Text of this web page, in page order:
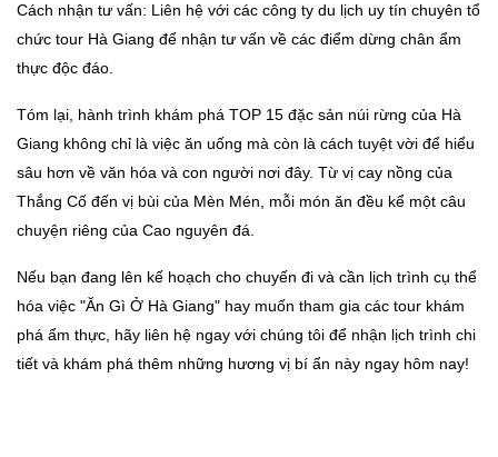
Cách nhận tư vấn: Liên hệ với các công ty du lịch uy tín chuyên tổ
chức tour Hà Giang để nhận tư vấn về các điểm dừng chân ẩm
thực độc đáo.
Tóm lại, hành trình khám phá TOP 15 đặc sản núi rừng của Hà
Giang không chỉ là việc ăn uống mà còn là cách tuyệt vời để hiểu
sâu hơn về văn hóa và con người nơi đây. Từ vị cay nồng của
Thắng Cố đến vị bùi của Mèn Mén, mỗi món ăn đều kể một câu
chuyện riêng của Cao nguyên đá.
Nếu bạn đang lên kế hoạch cho chuyến đi và cần lịch trình cụ thể
hóa việc "Ăn Gì Ở Hà Giang" hay muốn tham gia các tour khám
phá ẩm thực, hãy liên hệ ngay với chúng tôi để nhận lịch trình chi
tiết và khám phá thêm những hương vị bí ẩn này ngay hôm nay!